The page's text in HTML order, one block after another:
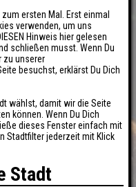
ersten Mal. Erst einmal
verwenden, um uns
Hinweis hier gelesen
schließen musst. Wenn Du
zu unserer
besuchst, erklärst Du Dich
wählst, damit wir die Seite
können. Wenn Du Dich
dieses Fenster einfach mit
Stadtfilter jederzeit mit Klick
Stadt